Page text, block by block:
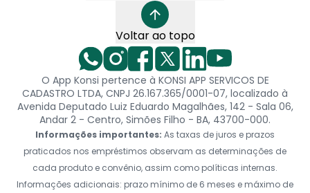
Voltar ao topo
O App Konsi pertence à KONSI APP SERVICOS DE
CADASTRO LTDA, CNPJ 26.167.365/0001-07, localizado à
Avenida Deputado Luiz Eduardo Magalhães, 142 - Sala 06,
Andar 2 - Centro, Simões Filho - BA, 43700-000.
Informações importantes: As taxas de juros e prazos
praticados nos empréstimos observam as determinações de
cada produto e convênio, assim como políticas internas.
Informações adicionais: prazo mínimo de 6 meses e máximo de